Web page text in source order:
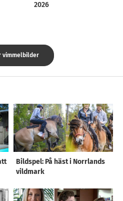
2026
vimmelbilder
Bildspel: På häst i Norrlands
vildmark